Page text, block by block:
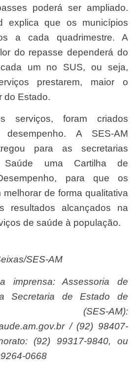
poderá ser ampliado.
explica que os municípios
a cada quadrimestre. A
do repasse dependerá do
um no SUS, ou seja,
prestarem, maior o
do Estado.
A SES-AM
para as secretarias
Saúde uma Cartilha de
para que os
de forma qualitativa
resultados alcançados na
de saúde à população.
SES-AM
Secretaria de Estado de
(SES-AM):
/ (92) 98407-
(92) 99317-9840, ou
0668